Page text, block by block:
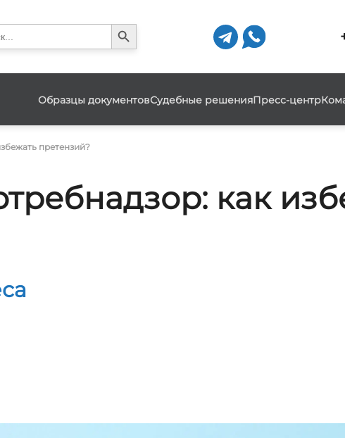
Search Button
Образцы документовСудебные решенияПресс-центр
претензий?
как